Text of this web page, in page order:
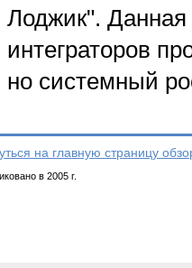
Лоджик". Данная
интеграторов
но системный
на главную страницу
в 2005 г.